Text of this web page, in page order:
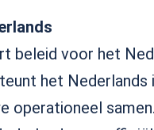
beleid voor het
het Nederlands
operationeel samen.